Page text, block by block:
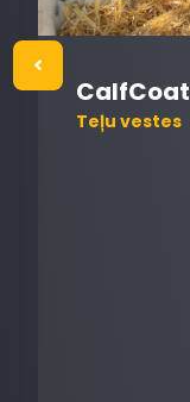
CalfCoat
Teļu vestes